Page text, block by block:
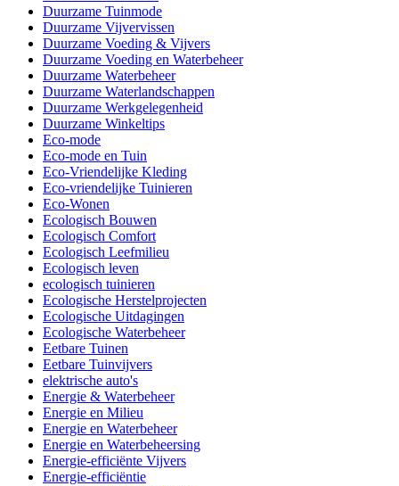
Duurzame Tuinmode
Duurzame Vijvervissen
Duurzame Voeding & Vijvers
Duurzame Voeding en Waterbeheer
Duurzame Waterbeheer
Duurzame Waterlandschappen
Duurzame Werkgelegenheid
Duurzame Winkeltips
Eco-mode
Eco-mode en Tuin
Eco-Vriendelijke Kleding
Eco-vriendelijke Tuinieren
Eco-Wonen
Ecologisch Bouwen
Ecologisch Comfort
Ecologisch Leefmilieu
Ecologisch leven
ecologisch tuinieren
Ecologische Herstelprojecten
Ecologische Uitdagingen
Ecologische Waterbeheer
Eetbare Tuinen
Eetbare Tuinvijvers
elektrische auto's
Energie & Waterbeheer
Energie en Milieu
Energie en Waterbeheer
Energie en Waterbeheersing
Energie-efficiënte Vijvers
Energie-efficiëntie